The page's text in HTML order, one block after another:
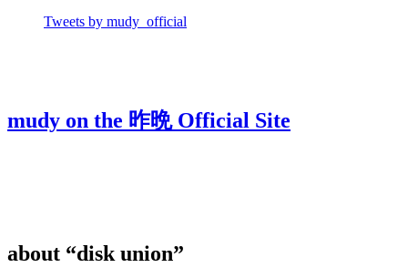
Tweets by mudy_official
mudy on the 昨晩 Official Site
about “disk union”